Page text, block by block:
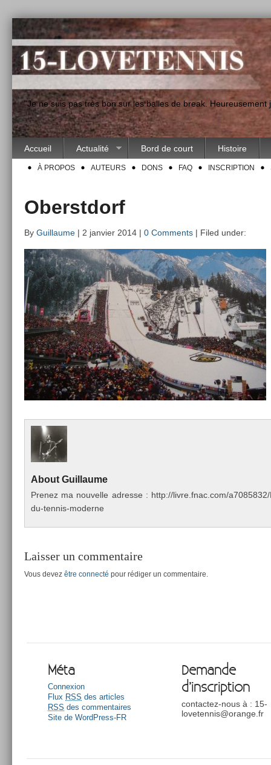
"Je ne suis pas très bon sur les balles de break.
Accueil Actualité Bord de court Histoire
À PROPOS AUTEURS DONS FAQ INSCRIPTION
Oberstdorf
By Guillaume | 2 janvier 2014 | 0 Comments | Filed under:
About Guil­laume
Pre­nez ma nouvel­le ad­resse : http://livre.fnac.com/
du-tennis-moderne
Laisser un commentaire
Vous devez être connecté pour rédiger un commentaire.
Méta
Connexion
Flux RSS des articles
RSS des commentaires
Site de WordPress-FR
Demande
d’inscription
contactez-nous à : 15-
lovetennis@orange.fr